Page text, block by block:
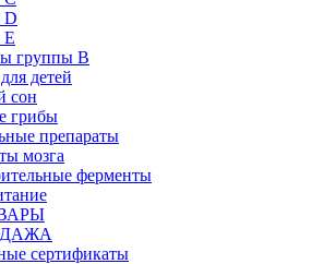
D
Е
группы B
детей
сон
грибы
препараты
мозга
ферменты
сертификаты